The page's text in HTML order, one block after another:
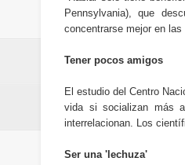
Pennsylvania), que
concentrarse mejor en
Tener pocos amigos
El estudio del Centro
vida si socializan más
interrelacionan. Los
Ser una 'lechuza'